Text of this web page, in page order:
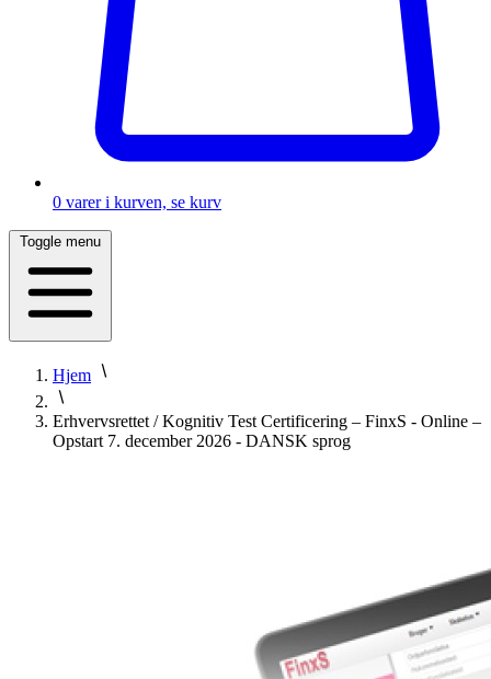
0 varer i kurven, se kurv
Toggle menu
Hjem
Erhvervsrettet / Kognitiv Test Certificering – FinxS - Online –
Opstart 7. december 2026 - DANSK sprog